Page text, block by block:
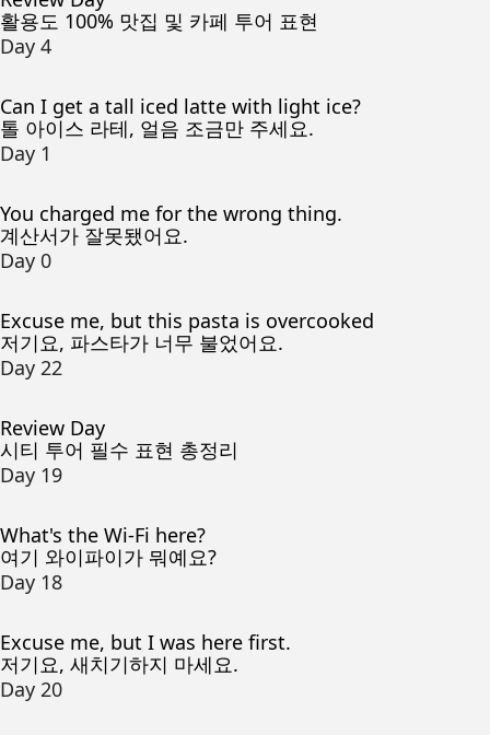
활용도 100% 맛집 및 카페 투어 표현
Day 4
Can I get a tall iced latte with light ice?
톨 아이스 라테, 얼음 조금만 주세요.
Day 1
You charged me for the wrong thing.
계산서가 잘못됐어요.
Day 0
Excuse me, but this pasta is overcooked
저기요, 파스타가 너무 불었어요.
Day 22
Review Day
시티 투어 필수 표현 총정리
Day 19
What's the Wi-Fi here?
여기 와이파이가 뭐예요?
Day 18
Excuse me, but I was here first.
저기요, 새치기하지 마세요.
Day 20